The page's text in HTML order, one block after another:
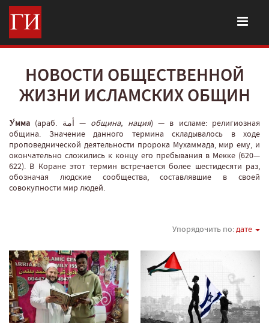
НОВОСТИ ОБЩЕСТВЕННОЙ
ЖИЗНИ ИСЛАМСКИХ ОБЩИН
У́мма (араб. أمة‎‎ — община, нация‎) — в исламе: религиозная
община. Значение данного термина складывалось в ходе
проповеднической деятельности пророка Мухаммада, мир ему, и
окончательно сложились к концу его пребывания в Мекке (620—
622). В Коране этот термин встречается более шестидесяти раз,
обозначая людские сообщества, составлявшие в своей
совокупности мир людей.
Упорядочить по:дате